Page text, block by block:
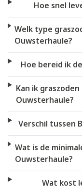
Hoe snel
Welk type
Ouwsterhaule?
Hoe bereid ik
Kan ik
Ouwsterhaule?
Verschil tussen
Wat is de
Ouwsterhaule?
Wat kost